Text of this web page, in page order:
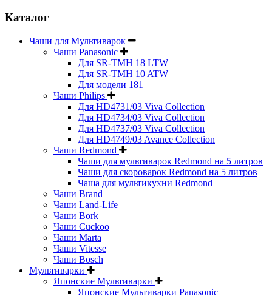
Каталог
Чаши для Мультиварок
Чаши Panasonic
Для SR-TMH 18 LTW
Для SR-TMH 10 ATW
Для модели 181
Чаши Philips
Для HD4731/03 Viva Collection
Для HD4734/03 Viva Collection
Для HD4737/03 Viva Collection
Для HD4749/03 Avance Collection
Чаши Redmond
Чаши для мультиварок Redmond на 5 литров
Чаши для скороварок Redmond на 5 литров
Чаша для мультикухни Redmond
Чаши Brand
Чаши Land-Life
Чаши Bork
Чаши Cuckoo
Чаши Marta
Чаши Vitesse
Чаши Bosch
Мультиварки
Японские Мультиварки
Японские Мультиварки Panasonic